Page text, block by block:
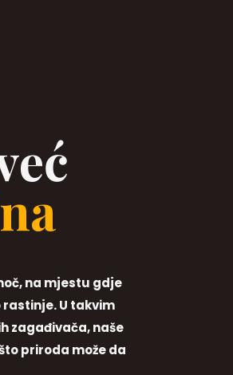
na mjestu gdje
U takvim
zagađivača, naše
priroda može da